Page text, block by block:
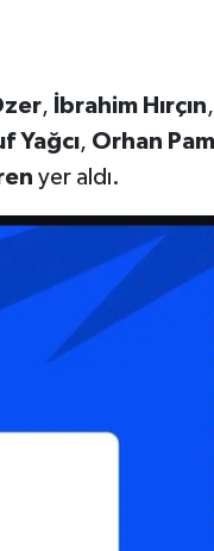
, İbrahim Hırçın,
Yağcı, Orhan
yer aldı.